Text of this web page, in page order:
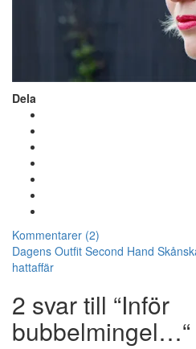
Dela
Kommentarer (2)
Dagens Outfit Second Hand
hattaffär
2 svar till “Inför
bubbelmingel…“